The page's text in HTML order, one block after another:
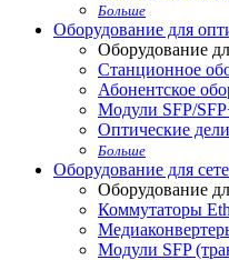
Больше
Оборудование для
Оборудование
Станционное
Абонентское
Модули SFP/
Оптические
Больше
Оборудование для
Оборудование
Коммутаторы
Модули SFP